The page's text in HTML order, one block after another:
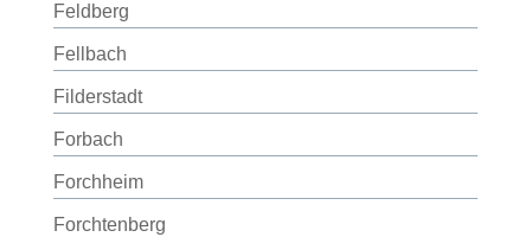
Feldberg
Fellbach
Filderstadt
Forbach
Forchheim
Forchtenberg